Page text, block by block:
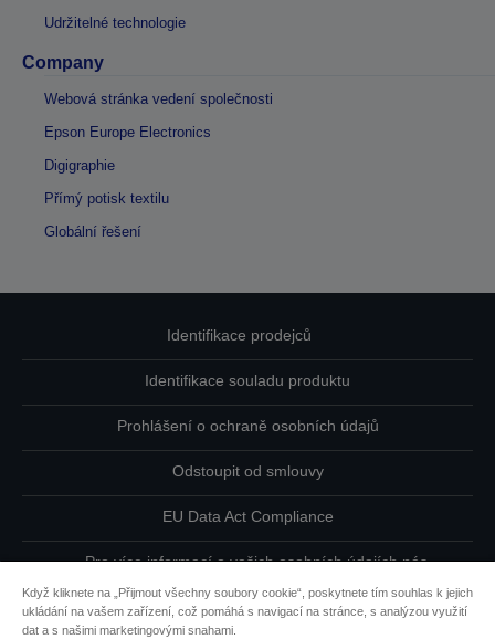
Udržitelné technologie
Company
Webová stránka vedení společnosti
Epson Europe Electronics
Digigraphie
Přímý potisk textilu
Globální řešení
Identifikace prodejců
Identifikace souladu produktu
Prohlášení o ochraně osobních údajů
Odstoupit od smlouvy
EU Data Act Compliance
Pro více informací o vašich osobních údajích nás
Informace o souborech cookie
Když kliknete na „Přijmout všechny soubory cookie“, poskytnete tím souhlas k jejich
ukládání na vašem zařízení, což pomáhá s navigací na stránce, s analýzou využití
dat a s našimi marketingovými snahami.